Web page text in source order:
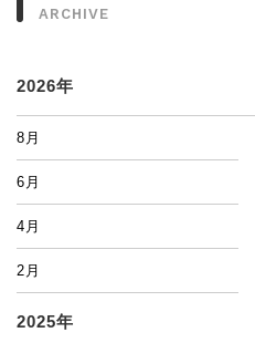
ARCHIVE
2026年
8月
6月
4月
2月
2025年